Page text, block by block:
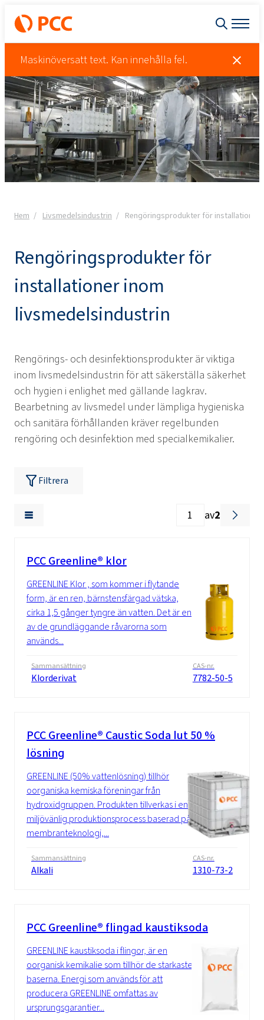
Maskinöversatt text. Kan innehålla fel.
Hem Livsmedelsindustrin Rengöringsprodukter för installationer
Rengöringsprodukter för
installationer inom
livsmedelsindustrin
Rengörings- och desinfektionsprodukter är viktiga
inom livsmedelsindustrin för att säkerställa säkerhet
och hygien i enlighet med gällande lagkrav.
Bearbetning av livsmedel under lämpliga hygieniska
och sanitära förhållanden kräver regelbunden
rengöring och desinfektion med specialkemikalier.
Filtrera
av2
PCC Greenline® klor
GREENLINE Klor , som kommer i flytande
form, är en ren, bärnstensfärgad vätska,
cirka 1,5 gånger tyngre än vatten. Det är en
av de grundläggande råvarorna som
används...
Sammansättning
Klorderivat
CAS-nr.
7782-50-5
PCC Greenline® Caustic Soda lut 50 %
lösning
GREENLINE (50% vattenlösning) tillhör
oorganiska kemiska föreningar från
hydroxidgruppen. Produkten tillverkas i en
miljövänlig produktionsprocess baserad på
membranteknologi,...
Sammansättning
Alkali
CAS-nr.
1310-73-2
PCC Greenline® flingad kaustiksoda
GREENLINE kaustiksoda i flingor, är en
oorganisk kemikalie som tillhör de starkaste
baserna. Energi som används för att
producera GREENLINE omfattas av
ursprungsgarantier...